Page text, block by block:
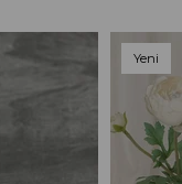
Yeni
Ürün